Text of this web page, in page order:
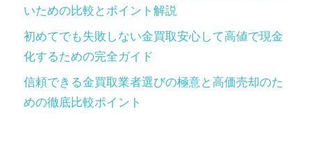
いための比較とポイント解説
初めてでも失敗しない金買取安心して高値で現金
化するための完全ガイド
信頼できる金買取業者選びの極意と高価売却のた
めの徹底比較ポイント